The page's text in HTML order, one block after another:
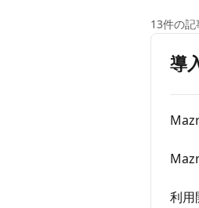
13件の記
導
利用